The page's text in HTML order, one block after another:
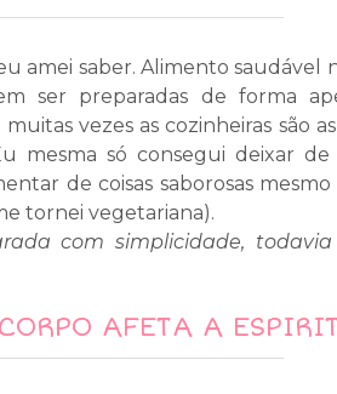
amei saber. Alimento saudável
ser preparadas de forma
vezes as cozinheiras são
mesma só consegui deixar
de coisas saborosas
tornei vegetariana).
com simplicidade,
AFETA A